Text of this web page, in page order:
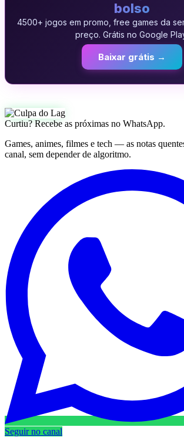
bolso
4500+ jogos em promo, free games da
preço. Grátis no Google
Baixar grátis →
Curtiu? Recebe as próximas no WhatsApp.
Games, animes, filmes e tech — as notas
canal, sem depender de algoritmo.
Seguir no canal